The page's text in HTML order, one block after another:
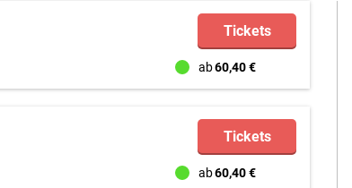
ab60,40 €
Tickets
ab60,40 €
Tickets